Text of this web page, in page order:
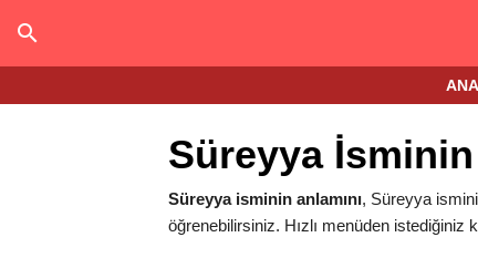
Süreyya
Süreyya isminin anlamını, Süreyya
öğrenebilirsiniz. Hızlı menüden istediğiniz